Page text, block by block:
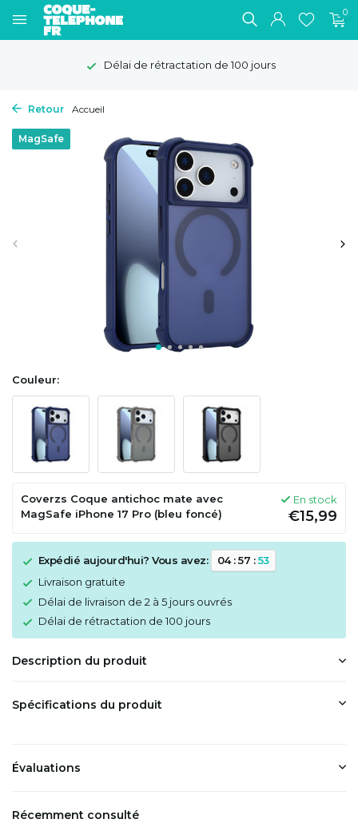
0
Délai de rétractation de 100 jours
Retour Accueil
MagSafe
Couleur:
Coverzs Coque antichoc mate avec
MagSafe iPhone 17 Pro (bleu foncé)
En stock
€15,99
Expédié aujourd'hui? Vous avez: 04:57 :53
Livraison gratuite
Délai de livraison de 2 à 5 jours ouvrés
Délai de rétractation de 100 jours
Description du produit
Spécifications du produit
Évaluations
Récemment consulté